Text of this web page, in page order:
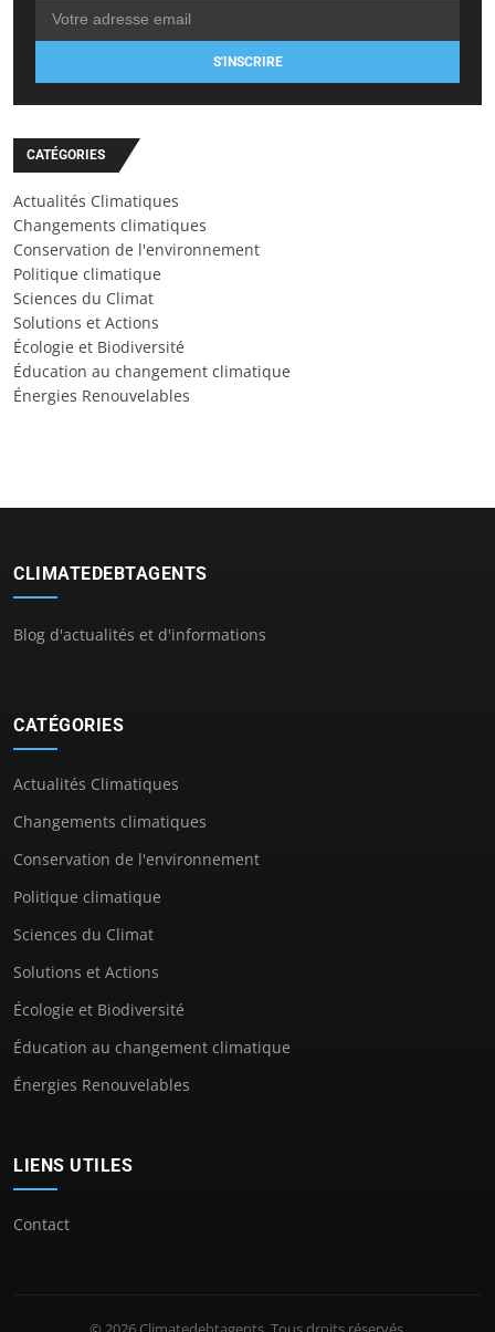
S'INSCRIRE
CATÉGORIES
Actualités Climatiques
Changements climatiques
Conservation de l'environnement
Politique climatique
Sciences du Climat
Solutions et Actions
Écologie et Biodiversité
Éducation au changement climatique
Énergies Renouvelables
CLIMATEDEBTAGENTS
Blog d'actualités et d'informations
CATÉGORIES
Actualités Climatiques
Changements climatiques
Conservation de l'environnement
Politique climatique
Sciences du Climat
Solutions et Actions
Écologie et Biodiversité
Éducation au changement climatique
Énergies Renouvelables
LIENS UTILES
Contact